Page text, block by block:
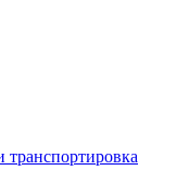
транспортировка